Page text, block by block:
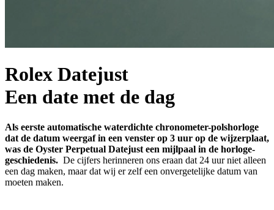
Rolex Datejust
Een date met de dag
Als eerste automatische waterdichte chronometer-polshorloge
dat de datum weergaf in een venster op 3 uur op de wijzerplaat,
was de Oyster Perpetual Datejust een mijlpaal in de horloge­
geschiedenis. De cijfers herinneren ons eraan dat 24 uur niet alleen
een dag maken, maar dat wij er zelf een onvergetelijke datum van
moeten maken.